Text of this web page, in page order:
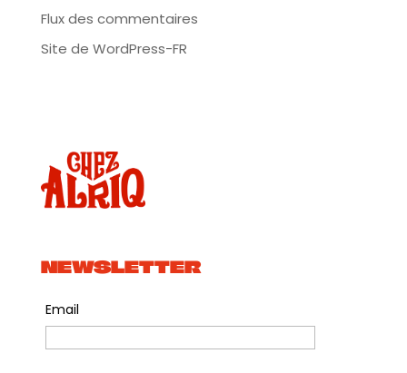
Flux des commentaires
Site de WordPress-FR
NEWSLETTER
Email